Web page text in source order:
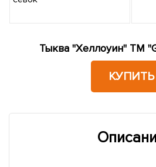
Тыква "Хеллоуин" ТМ
КУПИТЬ